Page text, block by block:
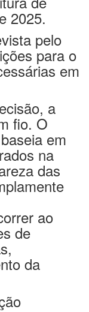
2025.
pelo
para o
em
a
fio. O
em
na
das
ao
de
da